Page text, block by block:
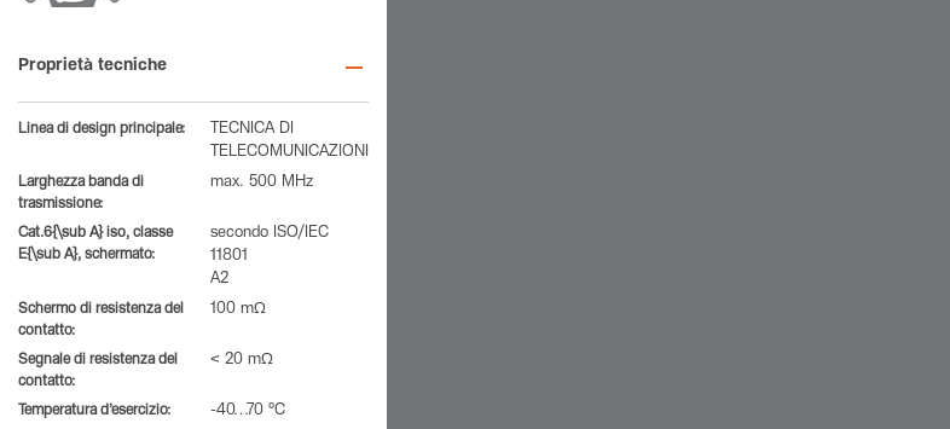
Proprietà tecniche
Linea di design principale:
TECNICA DI
TELECOMUNICAZIONI
Larghezza banda di
trasmissione:
max. 500 MHz
Cat.6{\sub A} iso, classe
E{\sub A}, schermato:
secondo ISO/IEC
11801
A2
Schermo di resistenza del
contatto:
100 mΩ
Segnale di resistenza del
contatto:
< 20 mΩ
Temperatura d’esercizio: -40…70 °C